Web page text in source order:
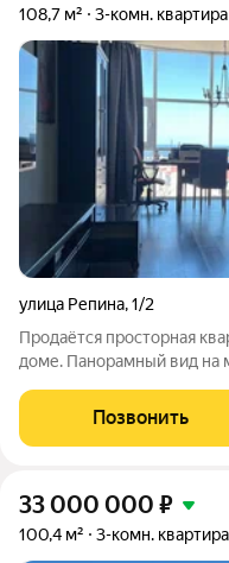
108,7 м² 3-комн. квартира
улица Репина,1/2
Продаётся просторная
доме. Панорамный вид на
кухня, удобная
тех, кто ценит личное
Позвонить
33 000 000 ₽
100,4 м² 3-комн. квартира